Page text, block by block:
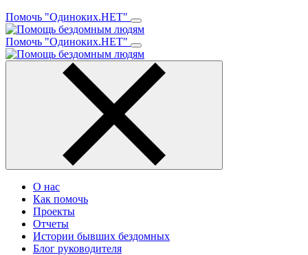
Помочь "Одиноких.НЕТ"
Помочь "Одиноких.НЕТ"
О нас
Как помочь
Проекты
Отчеты
Истории бывших бездомных
Блог руководителя